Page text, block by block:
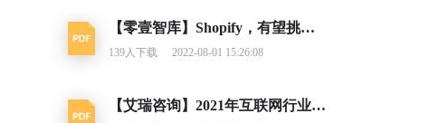
【零壹智库】Shopify，有望挑战亚马逊的电商平台
139人下载 2022-08-01 15:26:08
【艾瑞咨询】2021年互联网行业挑战与机遇白皮书